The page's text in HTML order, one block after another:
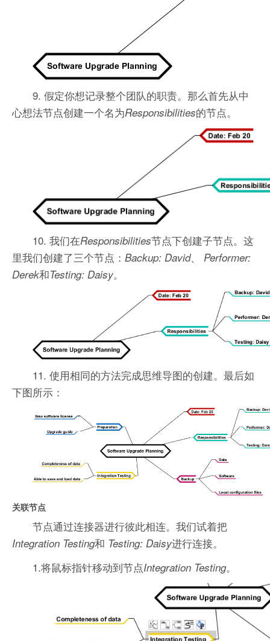
9. 假定你想记录整个团队的职责。那么首先从中
心想法节点创建一个名为Responsibilities的节点。
10. 我们在Responsibilities节点下创建子节点。这
里我们创建了三个节点： Backup: David、 Performer:
Derek和Testing: Daisy。
11. 使用相同的方法完成思维导图的创建。最后如
下图所示：
关联节点
节点通过连接器进行彼此相连。我们试着把
Integration Testing和 Testing: Daisy进行连接。
1.将鼠标指针移动到节点Integration Testing。